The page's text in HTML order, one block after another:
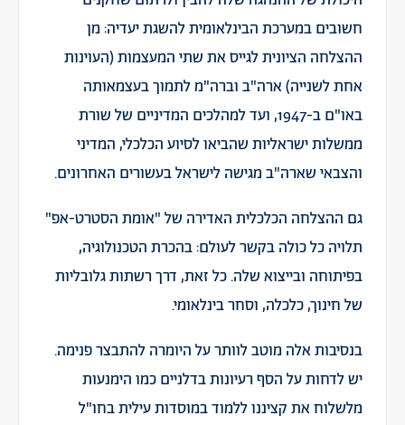
חשובים במערכת הבינלאומית להשגת יעדיה: מן
ההצלחה הציונית לגייס את שתי המעצמות (העוינות
אחת לשנייה) ארה"ב וברה"מ לתמוך בעצמאותה
באו"ם ב-1947, ועד למהלכים המדיניים של שורת
ממשלות ישראליות שהביאו לסיוע הכלכלי, המדיני
והצבאי שארה"ב מגישה לישראל בעשורים האחרונים.
גם ההצלחה הכלכלית האדירה של "אומת הסטרט-אפ"
תלויה כל כולה בקשר לעולם: בהכרת הטכנולוגיה,
בפיתוחה ובייצוא שלה. כל זאת, דרך רשתות גלובליות
של חינוך, כלכלה, וסחר בינלאומי.
בנסיבות אלה מוטב לוותר על היומרה להתבצר פנימה.
יש לדחות על הסף רעיונות בדלניים כמו הימנעות
מלשלוח את קציננו ללמוד במוסדות עילית בחו"ל